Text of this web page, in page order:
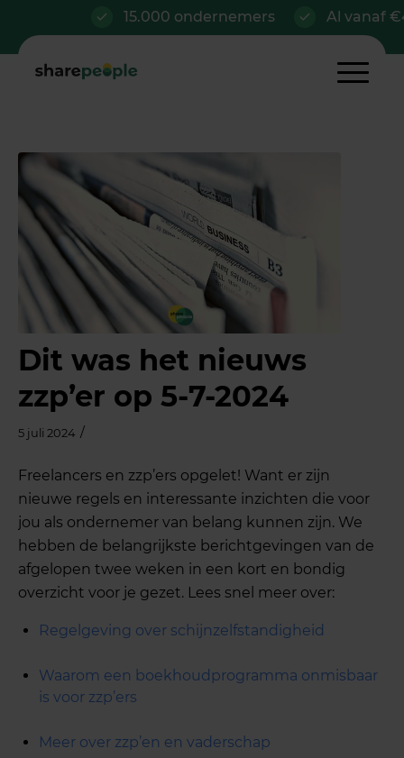
15.000 ondernemers Al vanaf €42/
Dit was het nieuws
zzp’er op 5-7-2024
5 juli 2024 /
Freelancers en zzp’ers opgelet! Want er zijn
nieuwe regels en interessante inzichten die voor
jou als ondernemer van belang kunnen zijn. We
hebben de belangrijkste berichtgevingen van de
afgelopen twee weken in een kort en bondig
overzicht voor je gezet. Lees snel meer over:
Regelgeving over schijnzelfstandigheid
Waarom een boekhoudprogramma onmisbaar
is voor zzp’ers
Meer over zzp’en en vaderschap